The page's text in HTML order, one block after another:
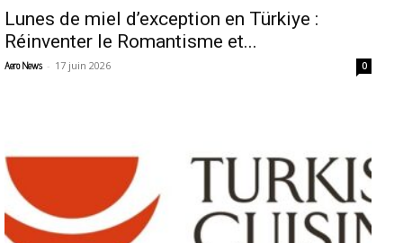
Lunes de miel d’exception en Türkiye :
Réinventer le Romantisme et...
Aero News - 17 juin 2026 0